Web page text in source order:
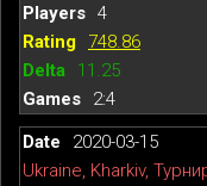
4
748.86
11.25
2:4
2020-03-15
Ukraine, Kharkiv,